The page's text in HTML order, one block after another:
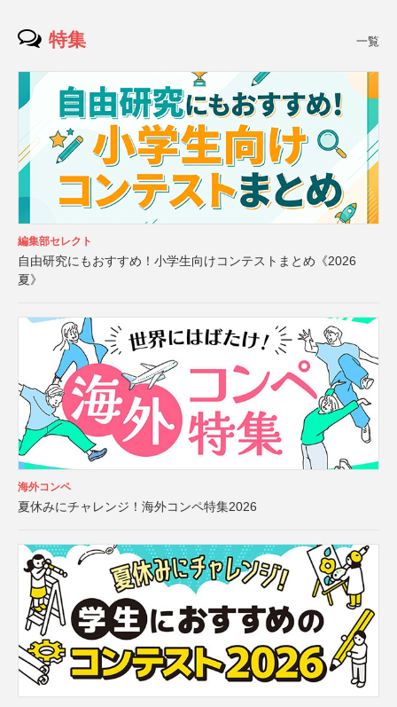
特集 一覧
編集部セレクト
自由研究にもおすすめ！小学生向けコンテストまとめ《2026
夏》
海外コンペ
夏休みにチャレンジ！海外コンペ特集2026